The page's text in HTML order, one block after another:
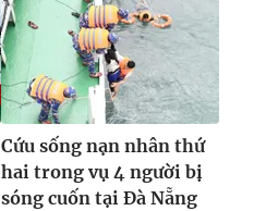
Cứu sống nạn nhân thứ
hai trong vụ 4 người bị
sóng cuốn tại Đà Nẵng